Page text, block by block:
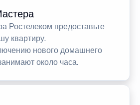
Ростелеком предоставьте
квартиру.
нового домашнего
около часа.